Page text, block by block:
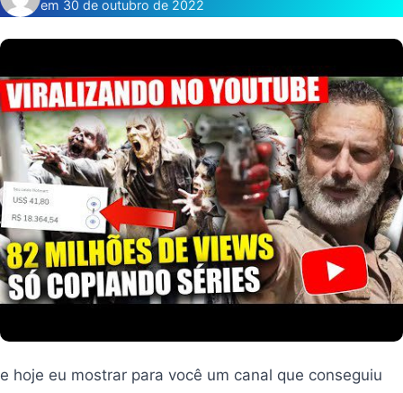
em 30 de outubro de 2022
e hoje eu mostrar para você um canal que conseguiu